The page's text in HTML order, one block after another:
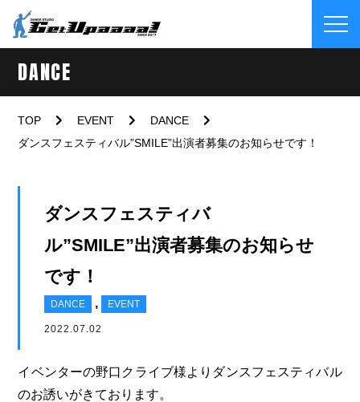
DANCE
TOP EVENT
DANCE
ダンスフェスティバル”SMILE”出演者募集のお知らせです！
ダンスフェスティバ
ル”SMILE”出演者募集のお知らせ
です！
DANCE , EVENT
2022.07.02
イベンターの野口クライブ様よりダンスフェスティバル
のお誘いがきております。